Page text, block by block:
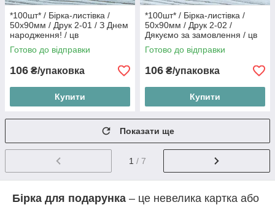
*100шт* / Бірка-листівка /
50х90мм / Друк 2-01 / З Днем
народження! / цв
Готово до відправки
106 ₴/упаковка
Купити
*100шт* / Бірка-листівка /
50х90мм / Друк 2-02 /
Дякуємо за замовлення / цв
Готово до відправки
106 ₴/упаковка
Купити
Показати ще
1 / 7
Бірка для подарунка – це невелика картка або